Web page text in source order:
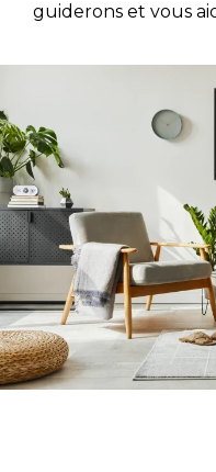
guiderons et vous